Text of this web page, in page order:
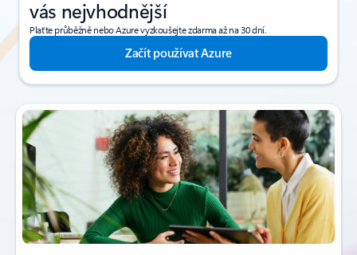
vás nejvhodnější
Plaťte průběžně nebo Azure vyzkoušejte zdarma až na 30 dní.
Začít používat Azure